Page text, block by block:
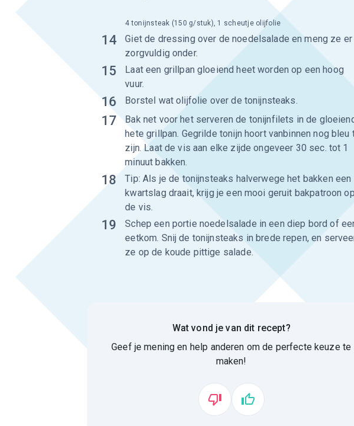
14
Giet de dressing over de noedelsalade en meng ze er
zorgvuldig onder.
4 tonijnsteak (150 g/stuk), 1 scheutje olijfolie
15
Laat een grillpan gloeiend heet worden op een hoog
vuur.
16 Borstel wat olijfolie over de tonijnsteaks.
17
Bak net voor het serveren de tonijnfilets in de
hete grillpan. Gegrilde tonijn hoort vanbinnen nog bleu
zijn. Laat de vis aan elke zijde ongeveer 30 sec. tot 1
minuut bakken.
18
Tip: Als je de tonijnsteaks halverwege het bakken een
kwartslag draait, krijg je een mooi geruit bakpatroon op
de vis.
19
Schep een portie noedelsalade in een diep bord of
eetkom. Snij de tonijnsteaks in brede repen, en
ze op de koude pittige salade.
Wat vond je van dit recept?
Geef je mening en help anderen om de perfecte keuze te
maken!